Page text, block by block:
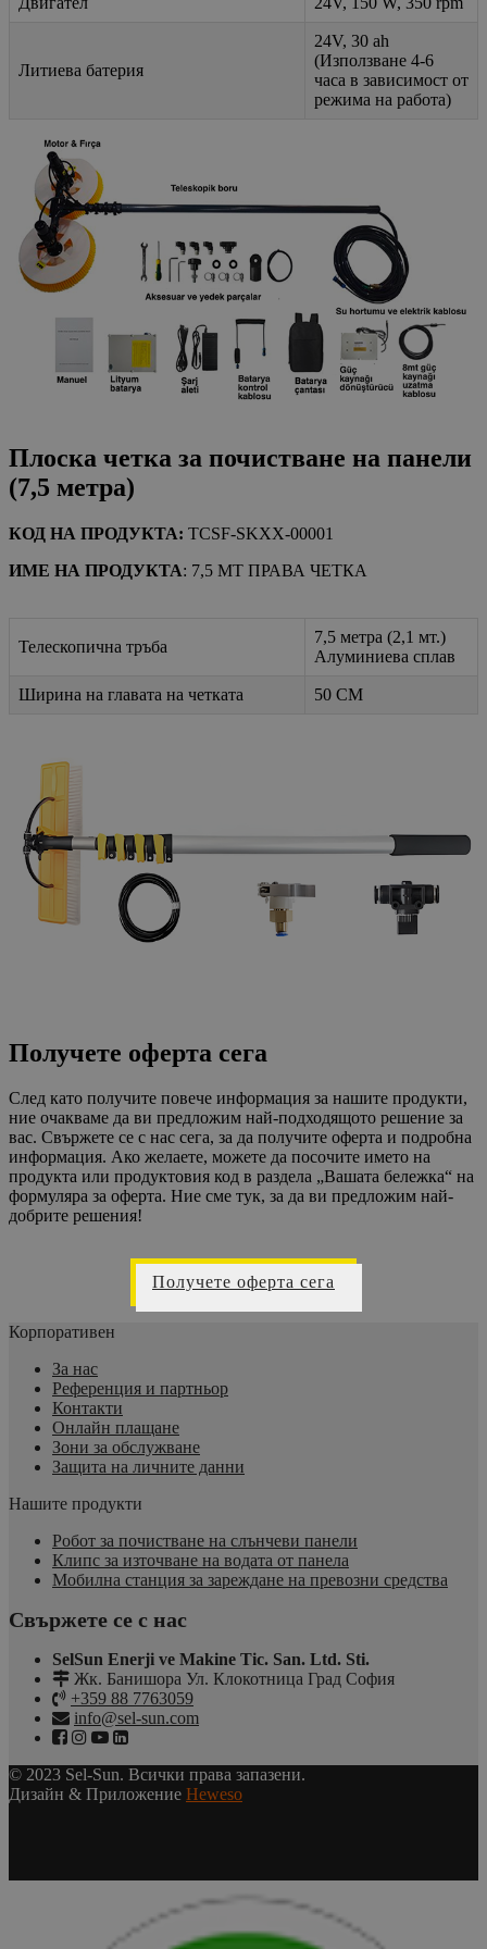
Литиева батерия
24V, 30 ah
(Използване 4-6
часа в зависимост от
режима на работа)
Плоска четка за почистване на панели
(7,5 метра)
КОД НА ПРОДУКТА: TCSF-SKXX-00001
ИМЕ НА ПРОДУКТА: 7,5 МТ ПРАВА ЧЕТКА
Телескопична тръба
7,5 метра (2,1 мт.)
Алуминиева сплав
Ширина на главата на четката 50 CM
Получете оферта сега
След като получите повече информация за нашите продукти,
ние очакваме да ви предложим най-подходящото решение за
вас. Свържете се с нас сега, за да получите оферта и подробна
информация. Ако желаете, можете да посочите името на
продукта или продуктовия код в раздела „Вашата бележка“ на
формуляра за оферта. Ние сме тук, за да ви предложим най-
добрите решения!
Получете оферта сега
Корпоративен
За нас
Референция и партньор
Контакти
Онлайн плащане
Зони за обслужване
Защита на личните данни
Нашите продукти
Робот за почистване на слънчеви панели
Клипс за източване на водата от панела
Мобилна станция за зареждане на превозни средства
Свържете се с нас
SelSun Enerji ve Makine Tic. San. Ltd. Sti.
Жк. Банишора Ул. Клокотница Град София
+359 88 7763059
info@sel-sun.com
© 2023 Sel-Sun. Всички права запазени.
Дизайн & Приложение Heweso